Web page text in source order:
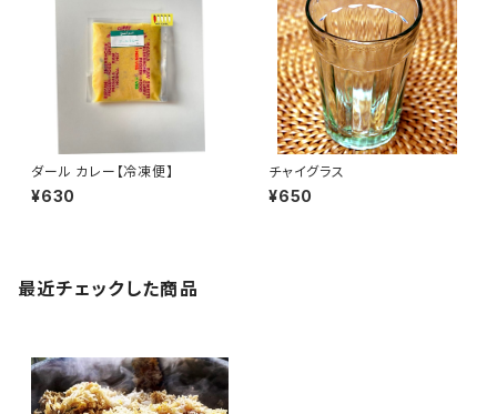
ダール カレー【冷凍便】
¥630
チャイグラス
¥650
最近チェックした商品